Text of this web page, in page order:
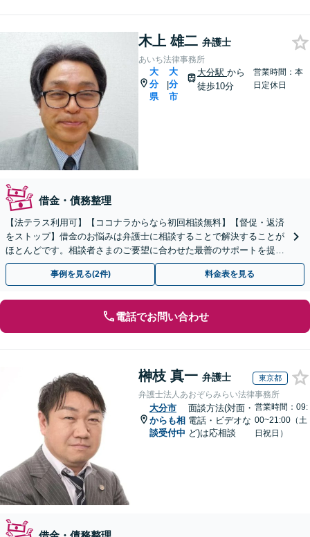
木上 雄二 弁護士
あいち法律事務所
大
分
県
|
大
分
市
大分駅 から
徒歩10分
営業時間：本
日定休日
借金・債務整理
【法テラス利用可】【ココナラからなら初回相談無料】【督促・返済
をストップ】借金のお悩みは弁護士に相談することで解決することが
ほとんどです。相談者さまのご要望に合わせた最善のサポートを提供
し、人生の再スタートをお手伝いいたします。
事例を見る(2件) 料金表を見る
電話でお問い合わせ
榊枝 真一 弁護士 東京都
弁護士法人あおぞらみらい法律事務所
大分市
からも相
談受付中
面談方法(対面・
電話・ビデオな
ど)は応相談
営業時間：09:
00~21:00（土
日祝日）